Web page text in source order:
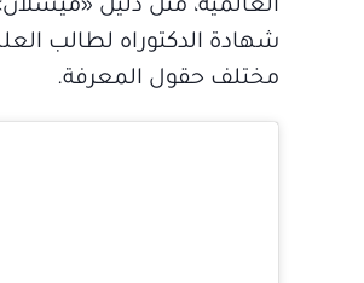
العالمية، مثل دليل
شهادة الدكتوراه لطالب
مختلف حقول المعرفة.